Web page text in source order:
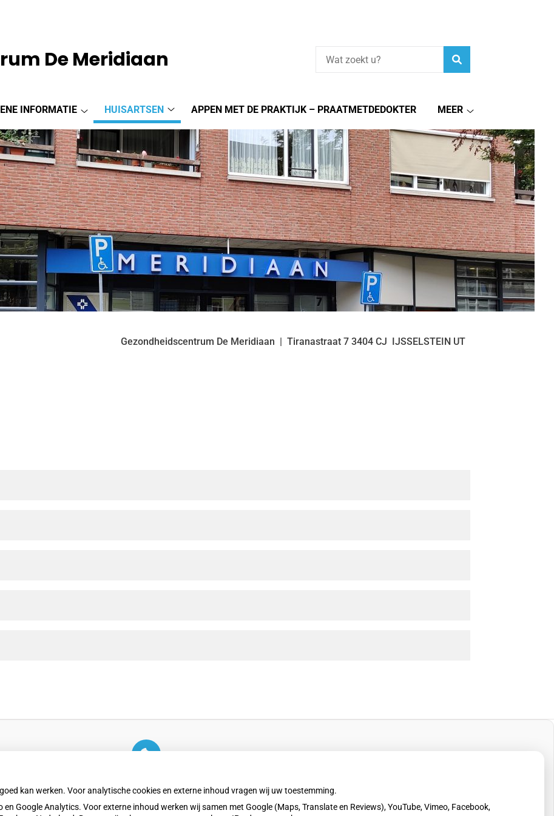
INFORMATIE
Algemene
informatie
submenu
HUISARTSEN
Huisartsen
submenu
APPEN MET DE PRAKTIJK – PRAATMETDEDOKTER
MEER
submenu
De Meridiaan
Gezondheidscentrum De Meridiaan Tiranastraat 7 3404 CJ IJSSELSTEIN UT
externe inhoud
die nodig is om dit te zien.
Cookie-instellingen wijzigen
kan werken. Voor analytische cookies en externe inhoud vragen wij uw toestemming.
Google Analytics. Voor externe inhoud werken wij samen met Google (Maps, Translate en Reviews), YouTube, Vimeo, Facebook,